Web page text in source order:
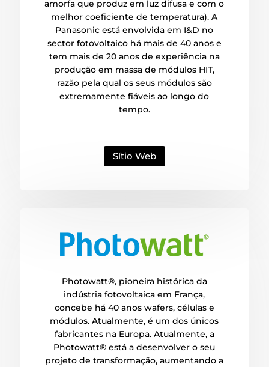
amorfa que produz em luz difusa e com o
melhor coeficiente de temperatura). A
Panasonic está envolvida em I&D no
sector fotovoltaico há mais de 40 anos e
tem mais de 20 anos de experiência na
produção em massa de módulos HIT,
razão pela qual os seus módulos são
extremamente fiáveis ao longo do
tempo.
Sítio Web
Photowatt®, pioneira histórica da
indústria fotovoltaica em França,
concebe há 40 anos wafers, células e
módulos. Atualmente, é um dos únicos
fabricantes na Europa. Atualmente, a
Photowatt® está a desenvolver o seu
projeto de transformação, aumentando a